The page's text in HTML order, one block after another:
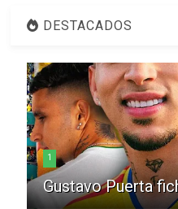
DESTACADOS
1
Gustavo Puerta